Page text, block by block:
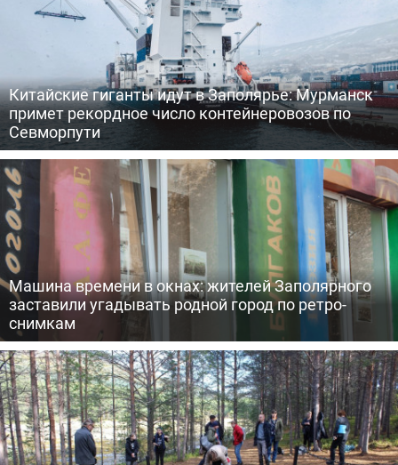
Китайские гиганты идут в Заполярье: Мурманск
примет рекордное число контейнеровозов по
Севморпути
Машина времени в окнах: жителей Заполярного
заставили угадывать родной город по ретро-
снимкам